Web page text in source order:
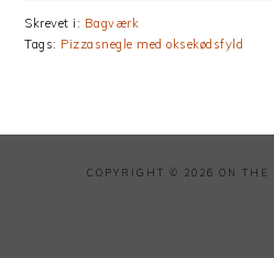
Skrevet i: Bagværk
Tags: Pizzasnegle med oksekødsfyld
COPYRIGHT © 2026 ON THE